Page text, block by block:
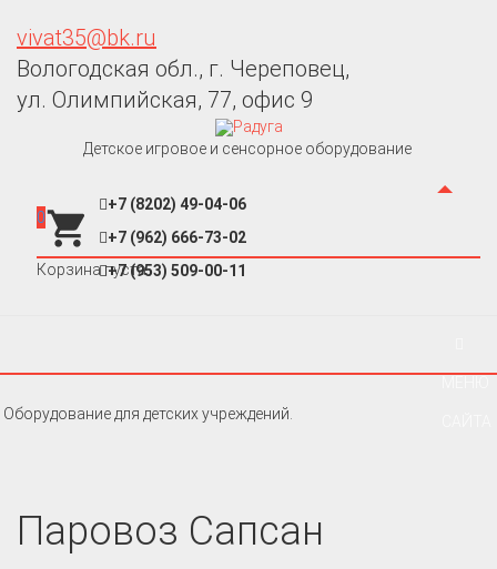
Детское игровое и сенсорное оборудование
vivat35@bk.ru
Вологодская обл., г. Череповец,
ул. Олимпийская, 77, офис 9
+7 (8202) 49-04-06
+7 (962) 666-73-02
+7 (953) 509-00-11
0
Корзина пуста
Оборудование для детских учреждений.
Паровоз Сапсан